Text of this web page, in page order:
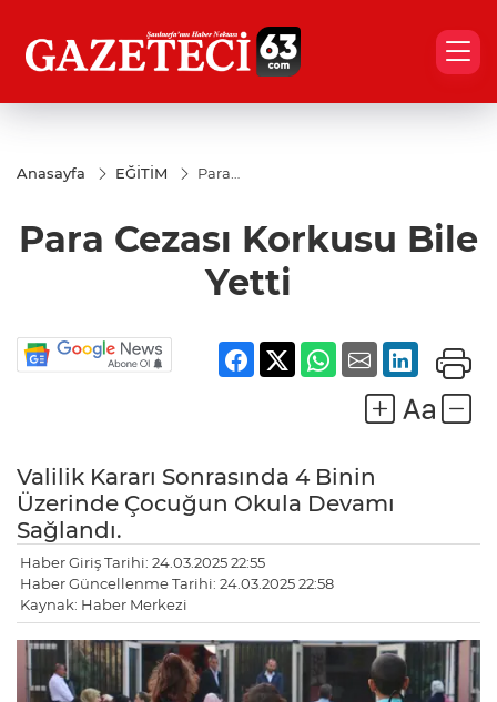
Anasayfa EĞİTİM
Para
Yetti
Para Cezası Korkusu Bile
Yetti
Valilik Kararı Sonrasında 4 Binin
Üzerinde Çocuğun Okula Devamı
Sağlandı.
Haber Giriş Tarihi: 24.03.2025 22:55
Haber Güncellenme Tarihi: 24.03.2025 22:58
Kaynak: Haber Merkezi